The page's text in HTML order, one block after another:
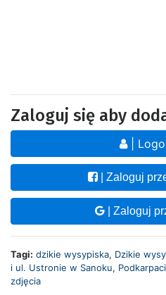
Zaloguj się aby
|
| Zaloguj
| Zaloguj
Tagi: dzikie wysypiska, Dzikie
i ul. Ustronie w Sanoku,
zdjęcia